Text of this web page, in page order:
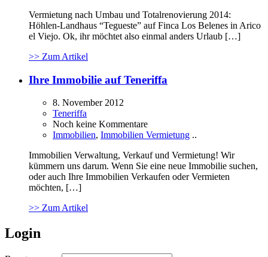
Vermietung nach Umbau und Totalrenovierung 2014:
Höhlen-Landhaus “Tegueste” auf Finca Los Belenes in Arico
el Viejo. Ok, ihr möchtet also einmal anders Urlaub […]
>> Zum Artikel
Ihre Immobilie auf Teneriffa
8. November 2012
Teneriffa
Noch keine Kommentare
Immobilien, Immobilien Vermietung ..
Immobilien Verwaltung, Verkauf und Vermietung! Wir
kümmern uns darum. Wenn Sie eine neue Immobilie suchen,
oder auch Ihre Immobilien Verkaufen oder Vermieten
möchten, […]
>> Zum Artikel
Login